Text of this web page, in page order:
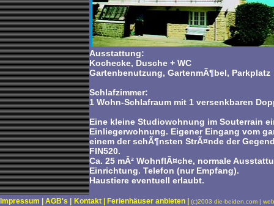
Ausstattung:
Kochecke, Dusche + WC
Gartenbenutzung, GartenmÃ¶bel, Parkplatz
Schlafzimmer:
1 Wohn-Schlafraum mit 1 versenkbaren
Eine kleine Studiowohnung im Souterrain
Einliegerwohnung. Eigener Eingang vom
einem der schÃ¶nsten StrÃ¤nde der
FIN520.
Ca. 25 mÂ² WohnflÃ¤che, normale
Einrichtung. Telefon (nur Empfang).
Haustiere eventuell erlaubt.
Impressum | AGB's | Kontakt | Ferienhäuser anbieten | (c)2003 die-beiden.com |